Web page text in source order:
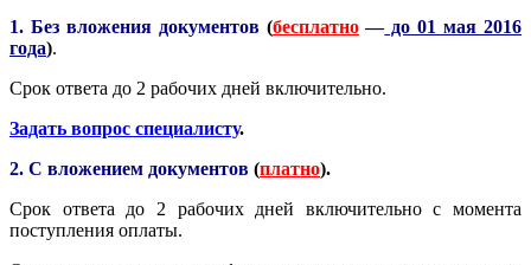
1. Без вложения документов(бесплатно—до 01 мая 2016
года).
Срок ответа до 2 рабочих дней включительно.
Задать вопрос специалисту.
2. С вложением документов (платно).
Срок ответа до 2 рабочих дней включительно с момента
поступления оплаты.